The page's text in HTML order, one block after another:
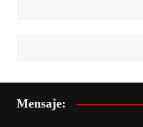
Mensaje: